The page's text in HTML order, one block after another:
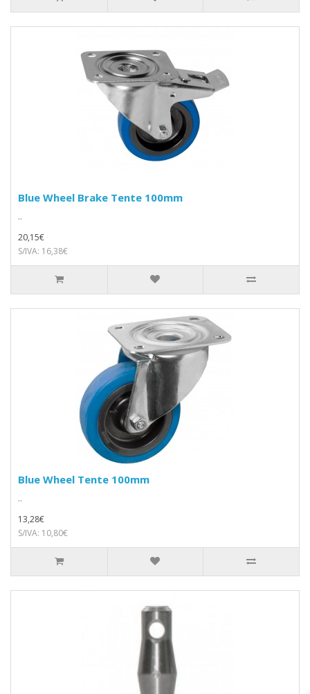
Blue Wheel Brake Tente 100mm
..
20,15€
S/IVA: 16,38€
Blue Wheel Tente 100mm
..
13,28€
S/IVA: 10,80€